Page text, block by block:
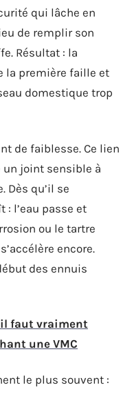
qui lâche en
de remplir son
Résultat : la
la première faille et
domestique trop
de faiblesse. Ce lien
joint sensible à
Dès qu’il se
: l’eau passe et
ou le tartre
encore.
des ennuis
faut vraiment
une VMC
le plus souvent :